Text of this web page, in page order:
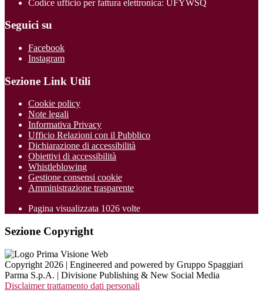
Codice ufficio per fattura elettronica: UFYWSQ
Seguici su
Facebook
Instagram
Sezione Link Utili
Cookie policy
Note legali
Informativa Privacy
Ufficio Relazioni con il Pubblico
Dichiarazione di accessibilità
Obiettivi di accessibilità
Whistleblowing
Gestione consensi cookie
Amministrazione trasparente
Pagina visualizzata 1026 volte
Sezione Copyright
Copyright 2026 | Engineered and powered by Gruppo Spaggiari
Parma S.p.A. | Divisione Publishing & New Social Media
Disclaimer trattamento dati personali